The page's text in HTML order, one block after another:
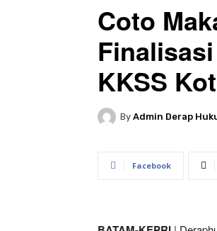
Coto
KKSS
By Admin Derap
Facebook